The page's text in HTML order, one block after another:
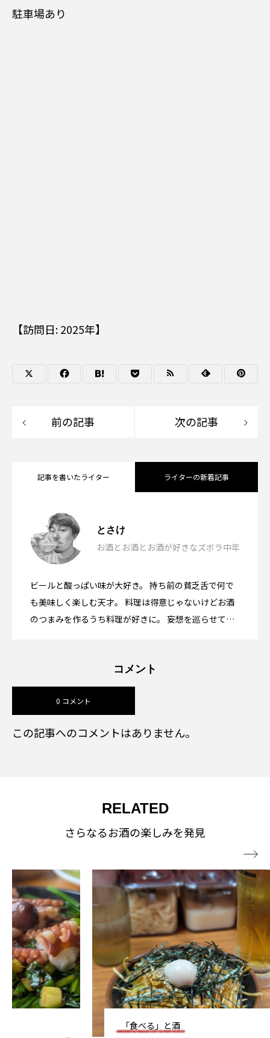
駐車場あり
【訪問日: 2025年】
前の記事 次の記事
記事を書いたライター ライターの新着記事
とさけ
お酒とお酒とお酒が好きなズボラ中年
ビールと酸っぱい味が大好き。 持ち前の貧乏舌で何で
も美味しく楽しむ天才。 料理は得意じゃないけどお酒
のつまみを作るうち料理が好きに。 妄想を巡らせて人
2026.08.06
2026.07.17
イ恵比寿本店」東京都目黒
2026.07.05 宮崎地鶏のもも焼きとたたき
コメント
0 コメント
この記事へのコメントはありません。
RELATED
さらなるお酒の楽しみを発見
